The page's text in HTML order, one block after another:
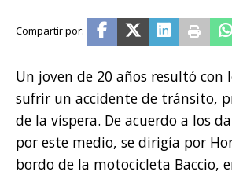
Un joven de 20 años resultó con
sufrir un accidente de tránsito,
de la víspera. De acuerdo a los
por este medio, se dirigía por
bordo de la motocicleta Baccio,